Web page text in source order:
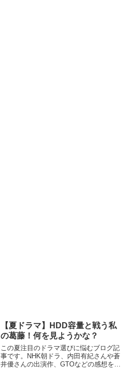
【夏ドラマ】HDD容量と戦う私
の葛藤！何を見ようかな？
この夏注目のドラマ選びに悩むブログ記
事です。NHK朝ドラ、内田有紀さんや蒼
井優さんの出演作、GTOなどの感想を交